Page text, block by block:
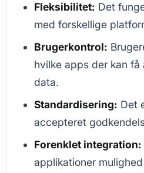
Fleksibilitet: Det
med forskellige
Brugerkontrol:
hvilke apps der kan
data.
Standardisering: Det
accepteret
Forenklet integration:
applikationer